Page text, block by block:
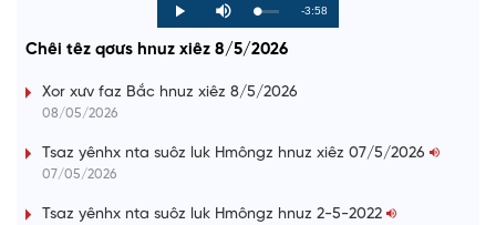
P
l
y
M
u
e
L
o
d
0
P
r
g
s
R
i
-3:58
Chêi têz qơưs hnuz xiêz 8/5/2026
Xor xưv faz Bắc hnuz xiêz 8/5/2026
08/05/2026
Tsaz yênhx nta suôz luk Hmôngz hnuz xiêz 07/5/2026
07/05/2026
Tsaz yênhx nta suôz luk Hmôngz hnuz 2-5-2022